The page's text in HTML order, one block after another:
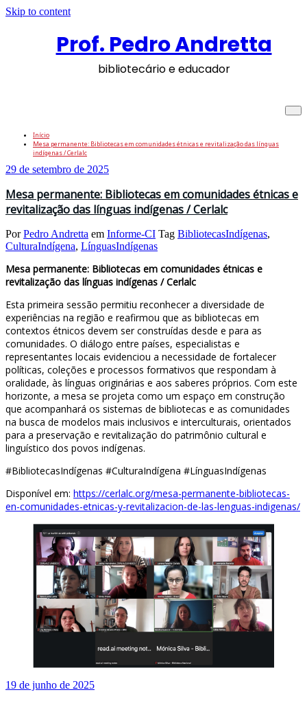
Skip to content
Prof. Pedro Andretta
bibliotecário e educador
Início
Mesa permanente: Bibliotecas em comunidades étnicas e revitalização das línguas
indígenas / Cerlalc
29 de setembro de 2025
Mesa permanente: Bibliotecas em comunidades étnicas e
revitalização das línguas indígenas / Cerlalc
PorPedro Andretta em Informe-CI Tag BibliotecasIndígenas,
CulturaIndígena, LínguasIndígenas
Mesa permanente: Bibliotecas em comunidades étnicas e
revitalização das línguas indígenas / Cerlalc
Esta primeira sessão permitiu reconhecer a diversidade de
experiências na região e reafirmou que as bibliotecas em
contextos étnicos devem ser construídas desde e para as
comunidades. O diálogo entre países, especialistas e
representantes locais evidenciou a necessidade de fortalecer
políticas, coleções e processos formativos que respondam à
oralidade, às línguas originárias e aos saberes próprios. Com este
horizonte, a mesa se projeta como um espaço em construção
que acompanhará os sistemas de bibliotecas e as comunidades
na busca de modelos mais inclusivos e interculturais, orientados
para a preservação e revitalização do patrimônio cultural e
linguístico dos povos indígenas.
#BibliotecasIndígenas #CulturaIndígena #LínguasIndígenas
Disponível em: https://cerlalc.org/mesa-permanente-bibliotecas-
en-comunidades-etnicas-y-revitalizacion-de-las-lenguas-indigenas/
19 de junho de 2025